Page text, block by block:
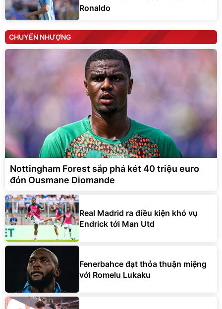
Ronaldo
CHUYỂN NHƯỢNG
Nottingham Forest sắp phá két 40 triệu euro
đón Ousmane Diomande
Real Madrid ra điều kiện khó vụ
Endrick tới Man Utd
Fenerbahce đạt thỏa thuận miệng
với Romelu Lukaku